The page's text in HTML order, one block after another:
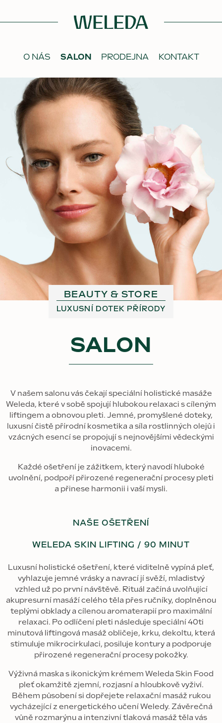
O NÁS SALON PRODEJNA KONTAKT
BEAUTY & STORE
LUXUSNÍ DOTEK PŘÍRODY
SALON
V našem salonu vás čekají speciální holistické masáže
Weleda, které v sobě spojují hlubokou relaxaci s cíleným
liftingem a obnovou pleti. Jemné, promyšlené doteky,
luxusní čistě přírodní kosmetika a síla rostlinných olejů i
vzácných esencí se propojují s nejnovějšími vědeckými
inovacemi.
Každé ošetření je zážitkem, který navodí hluboké
uvolnění, podpoří přirozené regenerační procesy pleti
a přinese harmonii i vaší mysli.
NAŠE OŠETŘENÍ
WELEDA SKIN LIFTING / 90 MINUT
Luxusní holistické ošetření, které viditelně vypíná pleť,
vyhlazuje jemné vrásky a navrací jí svěží, mladistvý
vzhled už po první návštěvě. Rituál začíná uvolňující
akupresurní masáží celého těla přes ručníky, doplněnou
teplými obklady a cílenou aromaterapií pro maximální
relaxaci. Po odlíčení pleti následuje speciální 40ti
minutová liftingová masáž obličeje, krku, dekoltu, která
stimuluje mikrocirkulaci, posiluje kontury a podporuje
přirozené regenerační procesy pokožky.
Výživná maska s ikonickým krémem Weleda Skin Food
pleť okamžitě zjemní, rozjasní a hloubkově vyživí.
Během působení si dopřejete relaxační masáž rukou
vycházející z energetického učení Weledy. Závěrečná
vůně rozmarýnu a intenzivní tlaková masáž těla vás